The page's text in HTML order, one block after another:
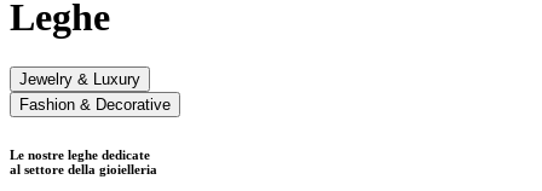
Leghe
Jewelry & Luxury
Fashion & Decorative
Le nostre leghe dedicate
al settore della gioielleria